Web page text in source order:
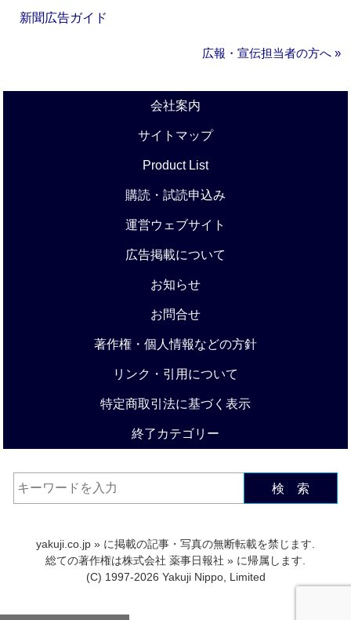
新聞広告ガイド
広報・宣伝担当者の方へ »
会社案内
サイトマップ
Product List
購読・試読申込み
運営ウェブサイト
広告掲載について
お知らせ
お問合せ
著作権・個人情報などの方針
リンク・引用について
特定商取引法に基づく表示
終了カテゴリー
検 索
yakuji.co.jp » に掲載の記事・写真の無断転載を禁じます.
総ての著作権は株式会社 薬事日報社 » に帰属します.
(C) 1997-2026 Yakuji Nippo, Limited